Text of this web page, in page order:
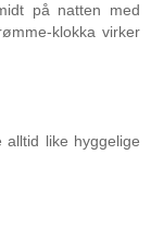
på natten med
klokka virker
like hyggelige